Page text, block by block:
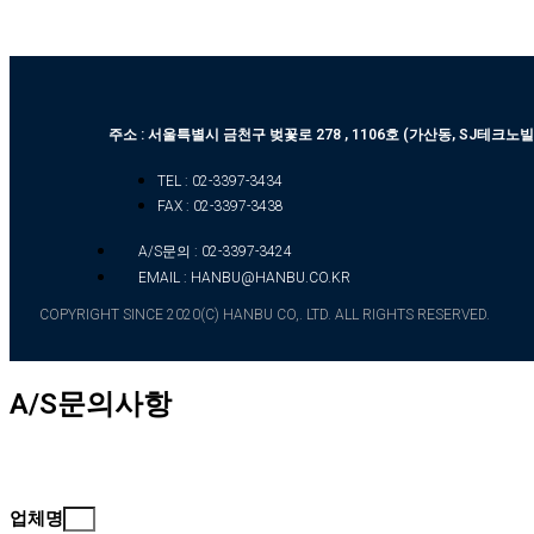
주소 : 서울특별시 금천구 벚꽃로 278 , 1106호 (가산동, SJ테크노
TEL : 02-3397-3434
FAX : 02-3397-3438
A/S문의 : 02-3397-3424
EMAIL : HANBU@HANBU.CO.KR
COPYRIGHT SINCE 2020(C) HANBU CO,. LTD. ALL RIGHTS RESERVED.
A/S문의사항
업체명